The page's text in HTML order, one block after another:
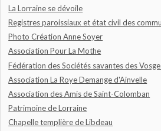
La Lorraine se dévoile
Registres paroissiaux et état civil des
Photo Création Anne Soyer
Association Pour La Mothe
Fédération des Sociétés savantes des
Association La Roye Demange d'Ainvelle
Association des Amis de Saint-Colomban
Patrimoine de Lorraine
Chapelle templière de Libdeau